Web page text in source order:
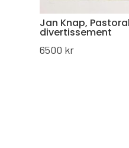
Jan Knap,
divertissement
6500 kr